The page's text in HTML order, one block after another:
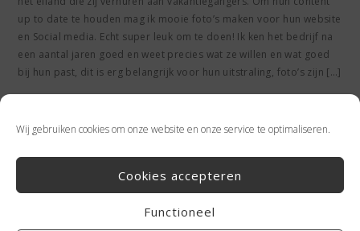
Wij gebruiken cookies om onze website en onze service te optimaliseren.
Cookies accepteren
Functioneel
up to date te houden mag ik mooie foto’s maken voor hun website
en Social media. Echt super leuk om te doen! Ik ken het bedrijf na
een aantal jaren goed en weet precies wat ze willen en wat goed
bij hun past, dit is erg belangrijk voor hun uitstraling, foto’s zijn […]
Lees meer
Interieurfotografie/Sfeerfoto's/Terschelling